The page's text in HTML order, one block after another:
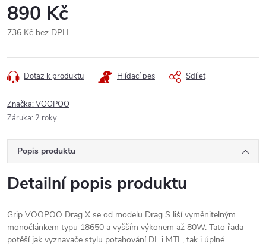
890 Kč
736 Kč bez DPH
cena:
Dotaz k produktu Hlídací pes Sdílet
Značka:VOOPOO
Záruka: 2 roky
Popis produktu
Detailní popis produktu
Grip VOOPOO Drag X se od modelu Drag S liší vyměnitelným
monočlánkem typu 18650 a vyšším výkonem až 80W. Tato řada
potěší jak vyznavače stylu potahování DL i MTL, tak i úplné